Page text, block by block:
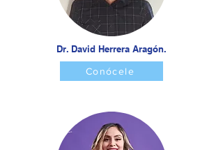
Dr. David Herrera Aragón.
Conócele